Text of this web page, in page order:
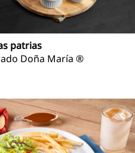
patrias
Doña María ®